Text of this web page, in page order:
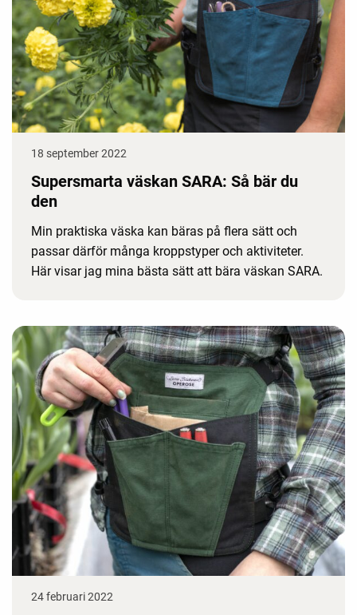
18 september 2022
Supersmarta väskan SARA: Så bär du
den
Min praktiska väska kan bäras på flera sätt och
passar därför många kroppstyper och aktiviteter.
Här visar jag mina bästa sätt att bära väskan SARA.
24 februari 2022